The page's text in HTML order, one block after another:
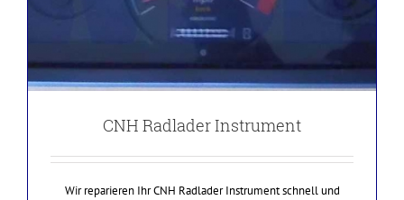
CNH Radlader Instrument
Wir reparieren Ihr CNH Radlader Instrument schnell und